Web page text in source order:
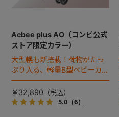
Acbee plus AO（コンビ公式
ストア限定カラー）
大型幌も新搭載！荷物がたっ
ぷり入る、軽量B型ベビーカー
のコンビ公式ストア限定カラ
ー（2023年モデル）。
￥32,890
5.0（6）